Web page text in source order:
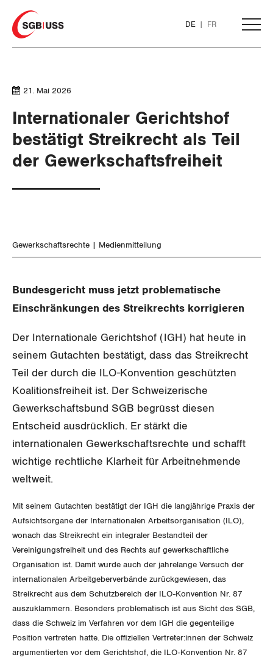
Home
DE FR
THEMEN
ARBEIT
Löhne und Vertragspolitik
Arbeitsrechte
Gewerkschaftsrechte
WIRTSCHAFT
Finanzen und Steuerpolitik
Aussenwirtschaft
Verteilung
SOZIALPOLITIK
AHV
Arbeitslosenversicherung
Überbrückungsleistung
Ergänzungsleistungen
Invalidenversicherung
Unfallversicherung
Gesundheit
SERVICE PUBLIC
Verkehr
Post
Energie und Umwelt
Kommunikation und Medien
GLEICHSTELLUNG
Gleichstellung von Frauen und Männern
Gleichstellung von LGBTI
BILDUNG & JUGEND
MIGRATION
GEWERKSCHAFTSPOLITIK
Landesstreik
SERVICE
DER SGB
21. Mai 2026
Internationaler Gerichtshof
bestätigt Streikrecht als Teil
der Gewerkschaftsfreiheit
Gewerkschaftsrechte Medienmitteilung
Bundesgericht muss jetzt problematische
Einschränkungen des Streikrechts korrigieren
Der Internationale Gerichtshof (IGH) hat heute in
seinem Gutachten bestätigt, dass das Streikrecht
Teil der durch die ILO-Konvention geschützten
Koalitionsfreiheit ist. Der Schweizerische
Gewerkschaftsbund SGB begrüsst diesen
Entscheid ausdrücklich. Er stärkt die
internationalen Gewerkschaftsrechte und schafft
wichtige rechtliche Klarheit für Arbeitnehmende
weltweit.
Mit seinem Gutachten bestätigt der IGH die langjährige Praxis der
Aufsichtsorgane der Internationalen Arbeitsorganisation (ILO),
wonach das Streikrecht ein integraler Bestandteil der
Vereinigungsfreiheit und des Rechts auf gewerkschaftliche
Organisation ist. Damit wurde auch der jahrelange Versuch der
internationalen Arbeitgeberverbände zurückgewiesen, das
Streikrecht aus dem Schutzbereich der ILO-Konvention Nr. 87
auszuklammern. Besonders problematisch ist aus Sicht des SGB,
dass die Schweiz im Verfahren vor dem IGH die gegenteilige
Position vertreten hatte. Die offiziellen Vertreter:innen der Schweiz
argumentierten vor dem Gerichtshof, die ILO-Konvention Nr. 87